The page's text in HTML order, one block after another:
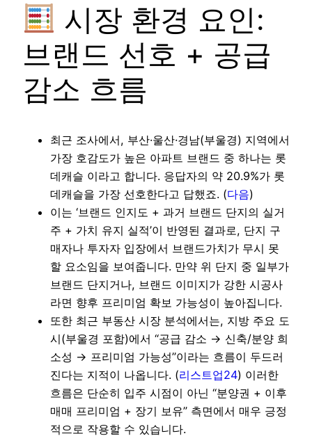
시장 환경 요인:
브랜드 선호 + 공급
감소 흐름
최근 조사에서, 부산·울산·경남(부울경) 지역에서
가장 호감도가 높은 아파트 브랜드 중 하나는 롯
데캐슬 이라고 합니다. 응답자의 약 20.9%가 롯
데캐슬을 가장 선호한다고 답했죠. (다음)
이는 ‘브랜드 인지도 + 과거 브랜드 단지의 실거
주 + 가치 유지 실적’이 반영된 결과로, 단지 구
매자나 투자자 입장에서 브랜드가치가 무시 못
할 요소임을 보여줍니다. 만약 위 단지 중 일부가
브랜드 단지거나, 브랜드 이미지가 강한 시공사
라면 향후 프리미엄 확보 가능성이 높아집니다.
또한 최근 부동산 시장 분석에서는, 지방 주요 도
시(부울경 포함)에서 “공급 감소 → 신축/분양 희
소성 → 프리미엄 가능성”이라는 흐름이 두드러
진다는 지적이 나옵니다. (리스트업24) 이러한
흐름은 단순히 입주 시점이 아닌 “분양권 + 이후
매매 프리미엄 + 장기 보유” 측면에서 매우 긍정
적으로 작용할 수 있습니다.